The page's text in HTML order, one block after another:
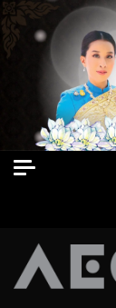
Skip
to